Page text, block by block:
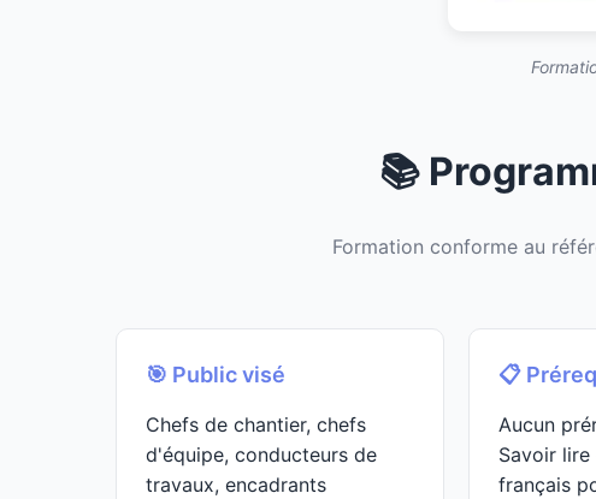
📚
Formation conforme au
🎯 Public visé
Chefs de chantier, chefs
d'équipe, conducteurs de
travaux, encadrants
📋
Aucun
Savoir
français